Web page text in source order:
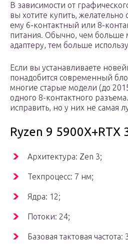
В зависимости от
вы хотите купить,
ему 6-контактный или 8-
питания. Обычно, чем больше
адаптеру, тем больше
Если вы устанавливаете
понадобится современный
многие старые модели (до
одного 8-контактного
исправить, но у них не самая
Ryzen 9 5900X+RTX
Архитектура: Zen 3;
Техпроцесс: 7 нм;
Ядра: 12;
Потоки: 24;
Базовая тактовая частота: